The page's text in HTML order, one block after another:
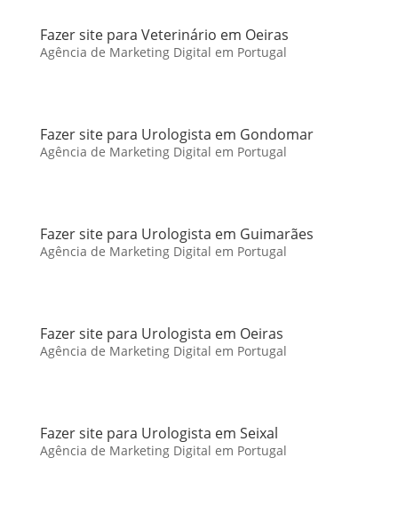
Fazer site para Veterinário em Oeiras
Agência de Marketing Digital em Portugal
Fazer site para Urologista em Gondomar
Agência de Marketing Digital em Portugal
Fazer site para Urologista em Guimarães
Agência de Marketing Digital em Portugal
Fazer site para Urologista em Oeiras
Agência de Marketing Digital em Portugal
Fazer site para Urologista em Seixal
Agência de Marketing Digital em Portugal